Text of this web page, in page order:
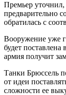
Премьер уточнил,
предварительно
обратилась с
Вооружение уже
будет
армия получит
Танки Брюссель
от идеи
сложности ее